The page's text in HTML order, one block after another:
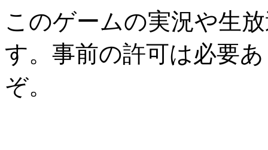
このゲームの実況や生
す。事前の許可は必要
ぞ。